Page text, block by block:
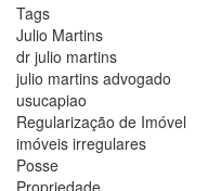
Tags
Julio Martins
dr julio martins
julio martins advogado
usucapiao
Regularização de Imóvel
imóveis irregulares
Posse
Propriedade